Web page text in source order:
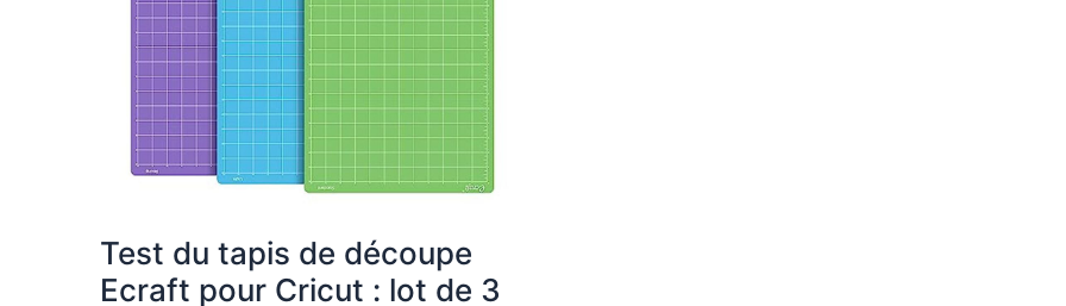
Test du tapis de découpe
Ecraft pour Cricut : lot de 3
Cricut
pour
couturiers